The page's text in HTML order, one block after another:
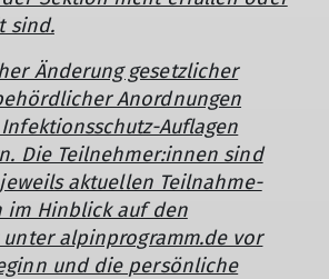
sind.
Änderung gesetzlicher
Anordnungen
Auflagen
Die Teilnehmer:innen sind
aktuellen Teilnahme-
im Hinblick auf den
alpinprogramm.de vor
und die persönliche